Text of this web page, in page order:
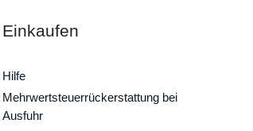
Einkaufen
Hilfe
Mehrwertsteuerrückerstattung bei
Ausfuhr